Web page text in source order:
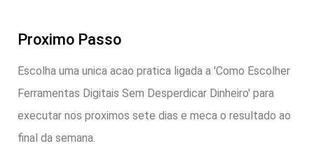
Proximo Passo
Escolha uma unica acao pratica ligada a 'Como Escolher
Ferramentas Digitais Sem Desperdicar Dinheiro' para
executar nos proximos sete dias e meca o resultado ao
final da semana.